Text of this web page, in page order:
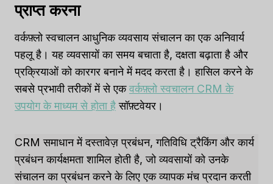
प्राप्त करना
वर्कफ़्लो स्वचालन आधुनिक व्यवसाय संचालन का एक अनिवार्य
पहलू है। यह व्यवसायों का समय बचाता है, दक्षता बढ़ाता है और
प्रक्रियाओं को कारगर बनाने में मदद करता है। हासिल करने के
सबसे प्रभावी तरीकों में से एकवर्कफ़्लो स्वचालन CRM के
उपयोग के माध्यम से होता हैसॉफ़्टवेयर।
CRM समाधान में दस्तावेज़ प्रबंधन, गतिविधि ट्रैकिंग और कार्य
प्रबंधन कार्यक्षमता शामिल होती है, जो व्यवसायों को उनके
संचालन का प्रबंधन करने के लिए एक व्यापक मंच प्रदान करती